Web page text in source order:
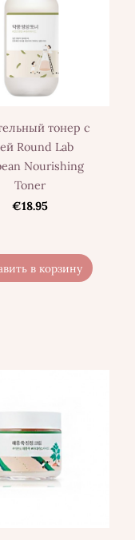
тонер с
Round Lab
Nourishing
Toner
€18.95
в корзину